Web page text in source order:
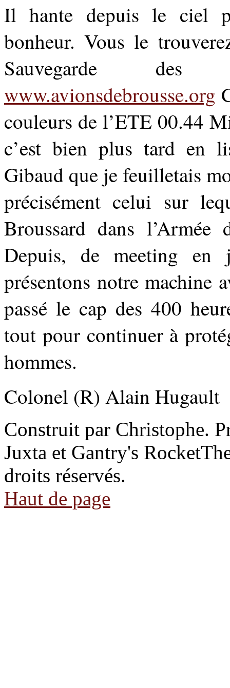
Il hante depuis le ciel
bonheur. Vous le
Sauvegarde
www.avionsdebrousse.org
couleurs de l’ETE 00.44
c’est bien plus tard en
Gibaud que je feuilletais
précisément celui sur
Broussard dans
Depuis, de meeting en
présentons notre machine
passé le cap des 400
tout pour continuer à
hommes.
Colonel (R) Alain Hugault
Construit par Christophe.
Juxta et Gantry's
droits réservés.
Haut de page